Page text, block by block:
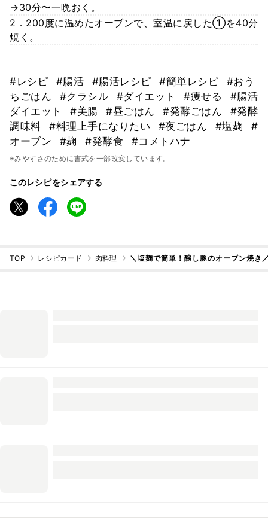
→30分〜一晩おく。
2．200度に温めたオーブンで、室温に戻した①を40分
焼く。
#レシピ #腸活 #腸活レシピ #簡単レシピ
#おう
ちごはん
#クラシル #ダイエット #痩せる
#腸活
ダイエット
#美腸 #昼ごはん #発酵ごはん
#発酵
調味料
#料理上手になりたい #夜ごはん #塩麹
#
オーブン
#麹 #発酵食 #コメトハナ
※みやすさのために書式を一部改変しています。
このレシピをシェアする
TOP レシピカード 肉料理 ＼塩麹で簡単！醸し豚のオーブン焼き